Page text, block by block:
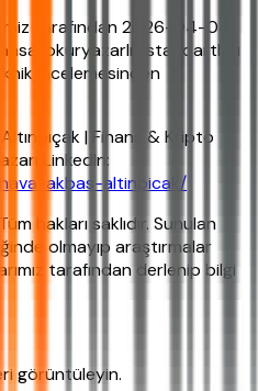
tarafından 2026-04-04
okuryazarlık standartları
incelemesinden
| Finans & Kripto
LinkedIn:
akbas-altinpicak/
hakları saklıdır. Sunulan
olmayıp araştırmalar
tarafından derlenip bilgi
görüntüleyin.